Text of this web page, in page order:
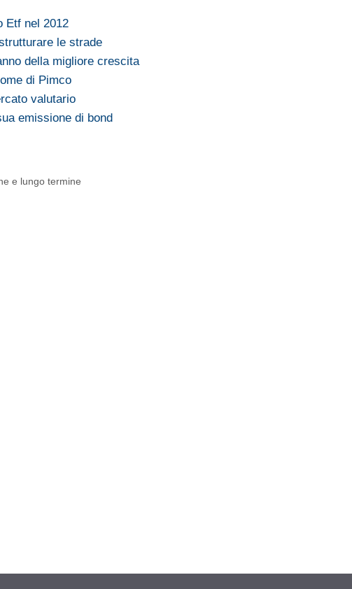
Etf nel 2012
le strade
della migliore crescita
di Pimco
valutario
emissione di bond
e lungo termine